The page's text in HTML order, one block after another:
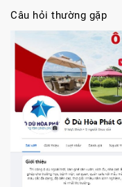
Câu hỏi thường gặp